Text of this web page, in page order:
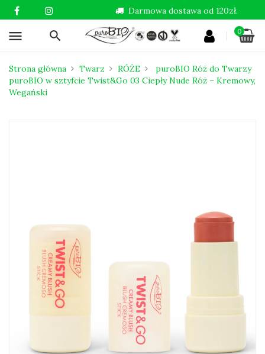
menu 0
Darmowa dostawa od 120zł.
Strona główna Twarz RÓŻE
puroBIO Róż do Twarzy
puroBIO w sztyfcie Twist&Go 03 Ciepły Nude Róż – Kremowy,
Wegański